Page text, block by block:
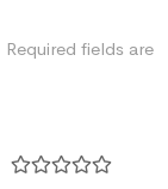
Required fields are